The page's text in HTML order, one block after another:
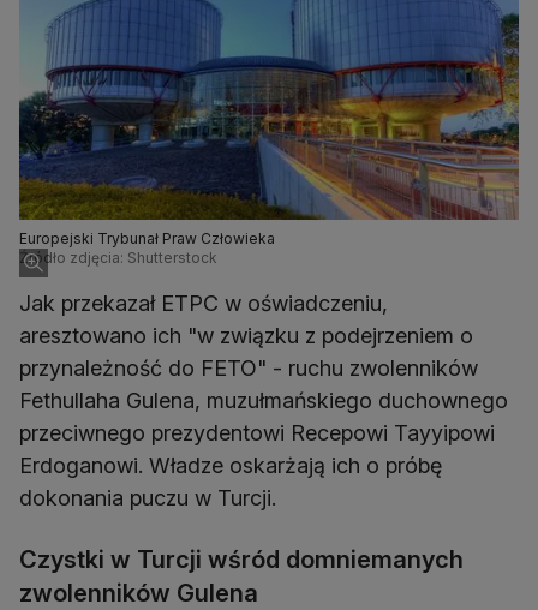
Europejski Trybunał Praw Człowieka
Źródło zdjęcia: Shutterstock
Jak przekazał ETPC w oświadczeniu,
aresztowano ich "w związku z podejrzeniem o
przynależność do FETO" - ruchu zwolenników
Fethullaha Gulena, muzułmańskiego duchownego
przeciwnego prezydentowi Recepowi Tayyipowi
Erdoganowi. Władze oskarżają ich o próbę
dokonania puczu w Turcji.
Czystki w Turcji wśród domniemanych
zwolenników Gulena